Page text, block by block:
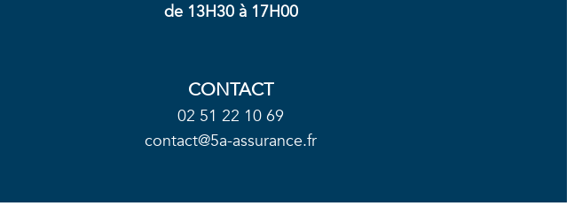
de 13H30 à 17H00
CONTACT
02 51 22 10 69
contact@5a-assurance.fr